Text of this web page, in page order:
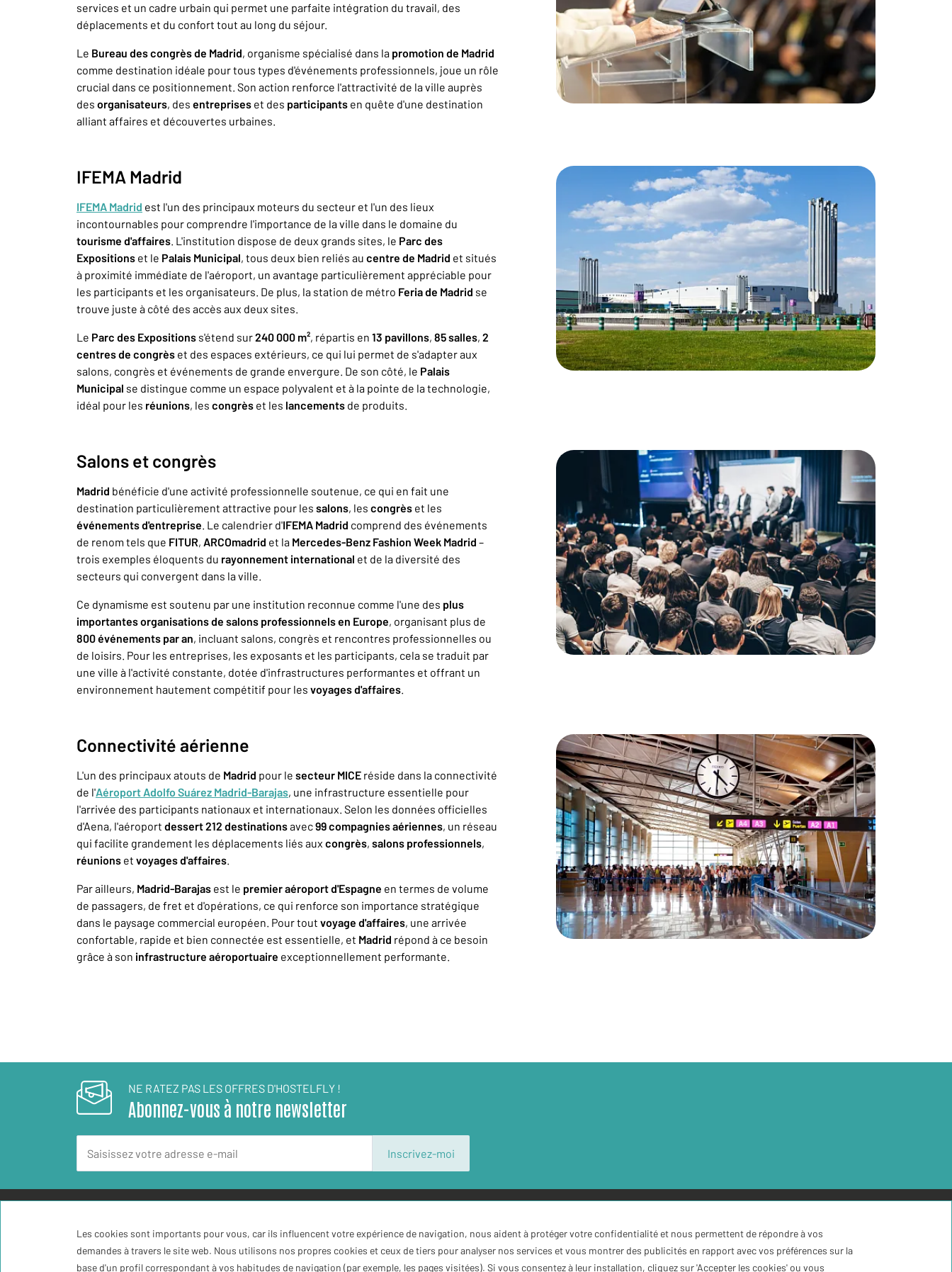
services et un cadre urbain qui permet une parfaite intégration du travail, des
déplacements et du confort tout au long du séjour.
Le Bureau des congrès de Madrid, organisme spécialisé dans la promotion de Madrid
comme destination idéale pour tous types d'événements professionnels, joue un rôle
crucial dans ce positionnement. Son action renforce l'attractivité de la ville auprès
des organisateurs, des entreprises et des participants en quête d'une destination
alliant affaires et découvertes urbaines.
IFEMA Madrid
IFEMA Madrid est l'un des principaux moteurs du secteur et l'un des lieux
incontournables pour comprendre l'importance de la ville dans le domaine du
tourisme d'affaires. L'institution dispose de deux grands sites, le Parc des
Expositions et le Palais Municipal, tous deux bien reliés au centre de Madrid et situés
à proximité immédiate de l'aéroport, un avantage particulièrement appréciable pour
les participants et les organisateurs. De plus, la station de métro Feria de Madrid se
trouve juste à côté des accès aux deux sites.
Le Parc des Expositions s'étend sur240 000 m², répartis en 13 pavillons, 85 salles, 2
centres de congrès et des espaces extérieurs, ce qui lui permet de s'adapter aux
salons, congrès et événements de grande envergure. De son côté, le Palais
Municipal se distingue comme un espace polyvalent et à la pointe de la technologie,
idéal pour les réunions, les congrès et les lancements de produits.
Salons et congrès
Madrid bénéficie d'une activité professionnelle soutenue, ce qui en fait une
destination particulièrement attractive pour les salons, les congrès et les
événements d'entreprise. Le calendrier d'IFEMA Madrid comprend des événements
de renom tels que FITUR, ARCOmadrid et la Mercedes-Benz Fashion Week Madrid –
trois exemples éloquents du rayonnement international et de la diversité des
secteurs qui convergent dans la ville.
Ce dynamisme est soutenu par une institution reconnue comme l'une des plus
importantes organisations de salons professionnels en Europe, organisant plus de
800 événements par an, incluant salons, congrès et rencontres professionnelles ou
de loisirs. Pour les entreprises, les exposants et les participants, cela se traduit par
une ville à l'activité constante, dotée d'infrastructures performantes et offrant un
environnement hautement compétitif pour les voyages d'affaires.
Connectivité aérienne
L'un des principaux atouts de Madrid pour le secteur MICE réside dans la connectivité
de l'Aéroport Adolfo Suárez Madrid-Barajas, une infrastructure essentielle pour
l'arrivée des participants nationaux et internationaux. Selon les données officielles
d'Aena, l'aéroport dessert 212 destinationsavec99 compagnies aériennes, un réseau
qui facilite grandement les déplacements liés aux congrès, salons professionnels,
réunions et voyages d'affaires.
Par ailleurs, Madrid-Barajas est le premier aéroport d'Espagne en termes de volume
de passagers, de fret et d'opérations, ce qui renforce son importance stratégique
dans le paysage commercial européen. Pour tout voyage d'affaires, une arrivée
confortable, rapide et bien connectée est essentielle, et Madrid répond à ce besoin
grâce à son infrastructure aéroportuaire exceptionnellement performante.
NE RATEZ PAS LES OFFRES D'HOSTELFLY !
Abonnez-vous à notre newsletter
Inscrivez-moi
Les cookies sont importants pour vous, car ils influencent votre expérience de navigation, nous aident à protéger votre confidentialité et nous permettent de répondre à vos
demandes à travers le site web. Nous utilisons nos propres cookies et ceux de tiers pour analyser nos services et vous montrer des publicités en rapport avec vos préférences sur la
base d'un profil correspondant à vos habitudes de navigation (par exemple, les pages visitées). Si vous consentez à leur installation, cliquez sur 'Accepter les cookies' ou vous